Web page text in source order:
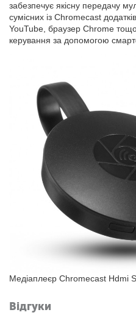
забезпечує якісну передачу
сумісних із Chromecast
YouTube, браузер Chrome
керування за допомогою
Медіаплеєр Chromecast Hdmi
Відгуки